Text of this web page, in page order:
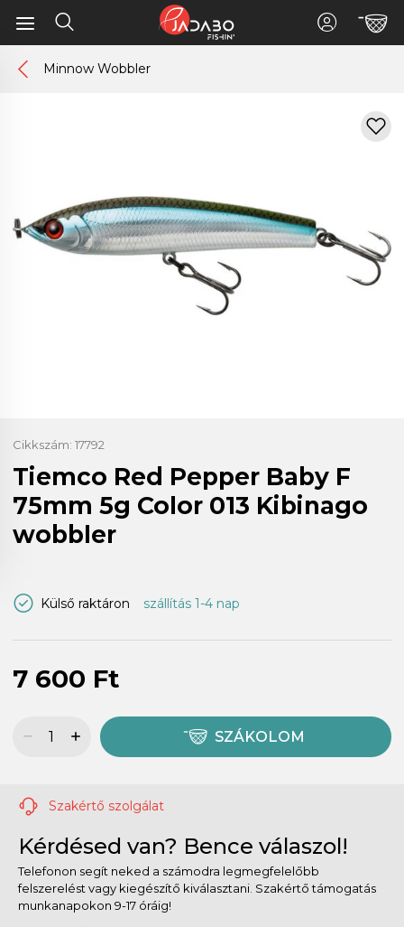
Minnow Wobbler
Cikkszám: 17792
Tiemco Red Pepper Baby F
75mm 5g Color 013 Kibinago
wobbler
Külső raktáron szállítás 1-4 nap
7 600 Ft
SZÁKOLOM
Szakértő szolgálat
Kérdésed van? Bence válaszol!
Telefonon segít neked a számodra legmegfelelőbb
felszerelést vagy kiegészítő kiválasztani. Szakértő támogatás
munkanapokon 9-17 óráig!